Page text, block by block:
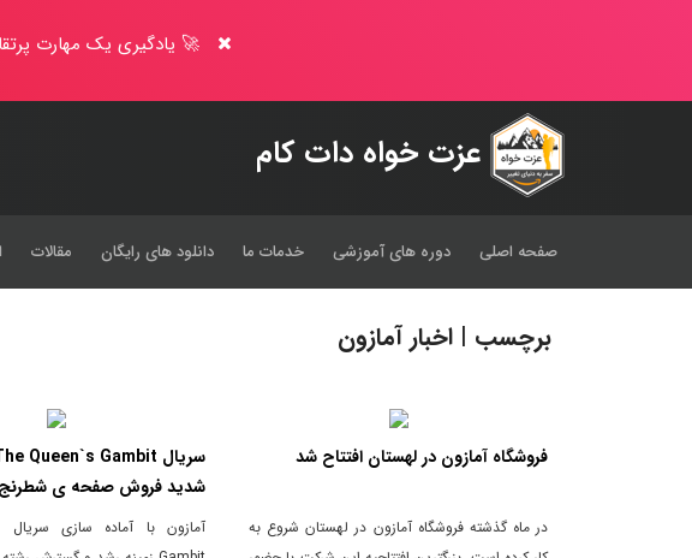
🚀 یادگیری یک مهارت
عزت خواه دات کام
صفحه اصلی دوره های آموزشی خدمات ما دانلود های رایگان مقالات
برچسب | اخبار آمازون
فروشگاه آمازون در لهستان افتتاح شد
در ماه گذشته فروشگاه آمازون در لهستان شروع به
شدید فروش صفحه ی شطرنج